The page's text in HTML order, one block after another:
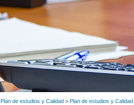
Plan de estudios y Calidad > Plan de estudios y Calidad